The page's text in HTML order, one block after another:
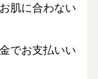
肌に合わない
でお支払いい